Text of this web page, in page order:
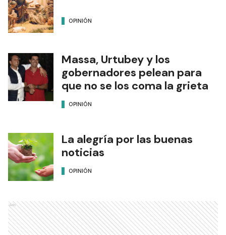
OPINIÓN
Massa, Urtubey y los
gobernadores pelean para
que no se los coma la grieta
OPINIÓN
La alegría por las buenas
noticias
OPINIÓN
Ads